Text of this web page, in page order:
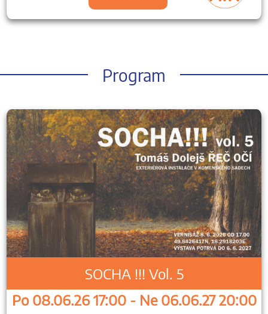
Program
SOCHA !!! Vol. 5
Po 08.06.26 17:00 - Ne 06.06.27 20:00